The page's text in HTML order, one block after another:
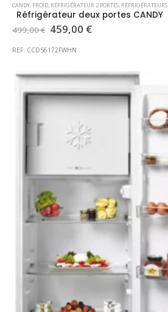
CANDY FROID RÉFRIGÉRATEUR 2 PORTES RÉFRIGÉRATEURS
Réfrigérateur deux portes CANDY
499,00€ Le
initial
459,00 €Le
REF: CCDS6172FWHN